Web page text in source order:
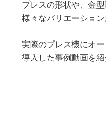
プレスの形状や、金
様々なバリエーション
実際のプレス機にオ
導入した事例動画を紹